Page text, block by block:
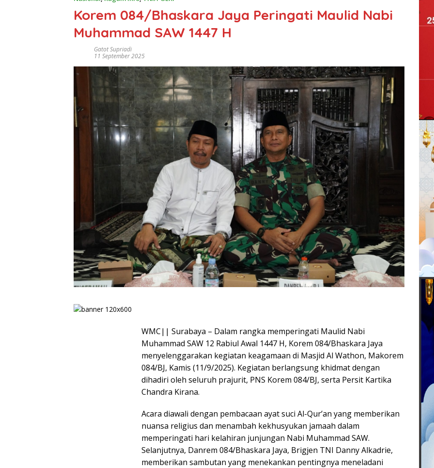
Korem 084/Bhaskara Jaya Peringati Maulid Nabi
Muhammad SAW 1447 H
Gatot Supriadi
11 September 2025
WMC|| Surabaya – Dalam rangka memperingati Maulid Nabi
Muhammad SAW 12 Rabiul Awal 1447 H, Korem 084/Bhaskara Jaya
menyelenggarakan kegiatan keagamaan di Masjid Al Wathon, Makorem
084/BJ, Kamis (11/9/2025). Kegiatan berlangsung khidmat dengan
dihadiri oleh seluruh prajurit, PNS Korem 084/BJ, serta Persit Kartika
Chandra Kirana.
Acara diawali dengan pembacaan ayat suci Al-Qur’an yang memberikan
nuansa religius dan menambah kekhusyukan jamaah dalam
memperingati hari kelahiran junjungan Nabi Muhammad SAW.
Selanjutnya, Danrem 084/Bhaskara Jaya, Brigjen TNI Danny Alkadrie,
memberikan sambutan yang menekankan pentingnya meneladani